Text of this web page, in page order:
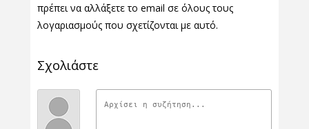
πρέπει να αλλάξετε το email σε όλους τους
λογαριασμούς που σχετίζονται με αυτό.
Σχολιάστε